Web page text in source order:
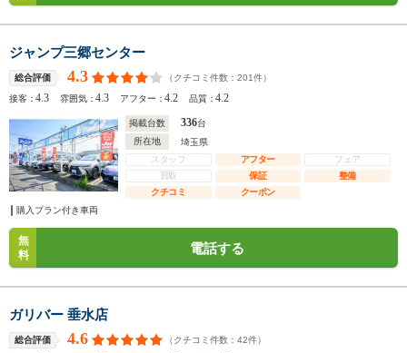
ジャンプ三郷センター
総合評価 4.3 （クチコミ件数： 201件）
接客：4.3 雰囲気：4.3 アフター：4.2 品質：4.2
掲載台数 336台
所在地
埼玉県
スタッフ
アフター
フェア
買取
保証
整備
クチコミ
クーポン
購入プラン付き車両
無
料
電話する
ガリバー 垂水店
総合評価 4.6 （クチコミ件数： 42件）